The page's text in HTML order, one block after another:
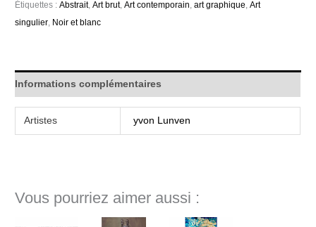
Étiquettes :Abstrait,Art brut,Art contemporain,art graphique,Art
singulier, Noir et blanc
Informations complémentaires
Artistes yvon Lunven
Vous pourriez aimer aussi :
Plage